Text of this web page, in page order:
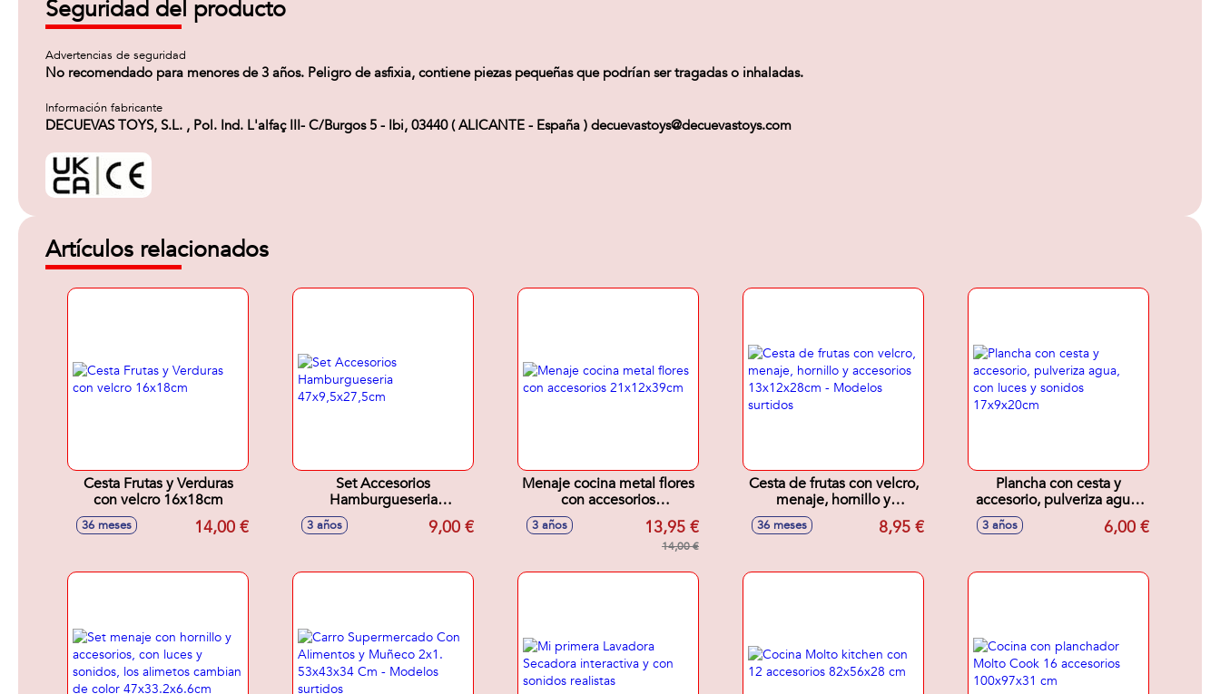
Seguridad del producto
Advertencias de seguridad
No recomendado para menores de 3 años. Peligro de asfixia, contiene piezas pequeñas que podrían ser tragadas o inhaladas.
Información fabricante
DECUEVAS TOYS, S.L. , Pol. Ind. L'alfaç III- C/Burgos 5 - Ibi, 03440 ( ALICANTE - España ) decuevastoys@decuevastoys.com
Artículos relacionados
Cesta Frutas y Verduras
con velcro 16x18cm
36 meses 14,00 €
Set Accesorios
Hamburgueseria
47x9,5x27,5cm
3 años 9,00 €
Menaje cocina metal flores
con accesorios
21x12x39cm
3 años 13,95 €
14,00 €
Cesta de frutas con velcro,
menaje, hornillo y
accesorios 13x12x28cm -
Modelos surtidos
36 meses 8,95 €
Plancha con cesta y
accesorio, pulveriza agua,
con luces y sonidos
17x9x20cm
3 años 6,00 €